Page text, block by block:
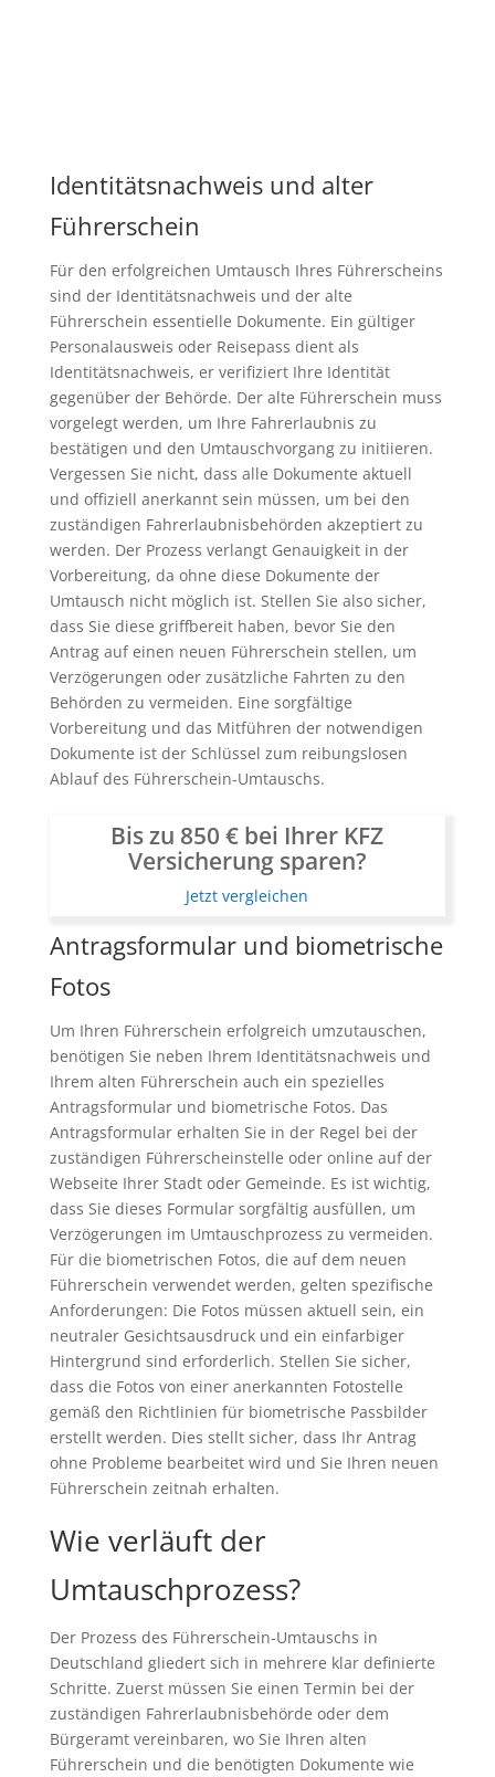
Identitätsnachweis und alter
Führerschein
Für den erfolgreichen Umtausch Ihres Führerscheins
sind der Identitätsnachweis und der alte
Führerschein essentielle Dokumente. Ein gültiger
Personalausweis oder Reisepass dient als
Identitätsnachweis, er verifiziert Ihre Identität
gegenüber der Behörde. Der alte Führerschein muss
vorgelegt werden, um Ihre Fahrerlaubnis zu
bestätigen und den Umtauschvorgang zu initiieren.
Vergessen Sie nicht, dass alle Dokumente aktuell
und offiziell anerkannt sein müssen, um bei den
zuständigen Fahrerlaubnisbehörden akzeptiert zu
werden. Der Prozess verlangt Genauigkeit in der
Vorbereitung, da ohne diese Dokumente der
Umtausch nicht möglich ist. Stellen Sie also sicher,
dass Sie diese griffbereit haben, bevor Sie den
Antrag auf einen neuen Führerschein stellen, um
Verzögerungen oder zusätzliche Fahrten zu den
Behörden zu vermeiden. Eine sorgfältige
Vorbereitung und das Mitführen der notwendigen
Dokumente ist der Schlüssel zum reibungslosen
Ablauf des Führerschein-Umtauschs.
Bis zu 850 € bei Ihrer KFZ
Versicherung sparen?
Jetzt vergleichen
Antragsformular und biometrische
Fotos
Um Ihren Führerschein erfolgreich umzutauschen,
benötigen Sie neben Ihrem Identitätsnachweis und
Ihrem alten Führerschein auch ein spezielles
Antragsformular und biometrische Fotos. Das
Antragsformular erhalten Sie in der Regel bei der
zuständigen Führerscheinstelle oder online auf der
Webseite Ihrer Stadt oder Gemeinde. Es ist wichtig,
dass Sie dieses Formular sorgfältig ausfüllen, um
Verzögerungen im Umtauschprozess zu vermeiden.
Für die biometrischen Fotos, die auf dem neuen
Führerschein verwendet werden, gelten spezifische
Anforderungen: Die Fotos müssen aktuell sein, ein
neutraler Gesichtsausdruck und ein einfarbiger
Hintergrund sind erforderlich. Stellen Sie sicher,
dass die Fotos von einer anerkannten Fotostelle
gemäß den Richtlinien für biometrische Passbilder
erstellt werden. Dies stellt sicher, dass Ihr Antrag
ohne Probleme bearbeitet wird und Sie Ihren neuen
Führerschein zeitnah erhalten.
Wie verläuft der
Umtauschprozess?
Der Prozess des Führerschein-Umtauschs in
Deutschland gliedert sich in mehrere klar definierte
Schritte. Zuerst müssen Sie einen Termin bei der
zuständigen Fahrerlaubnisbehörde oder dem
Bürgeramt vereinbaren, wo Sie Ihren alten
Führerschein und die benötigten Dokumente wie